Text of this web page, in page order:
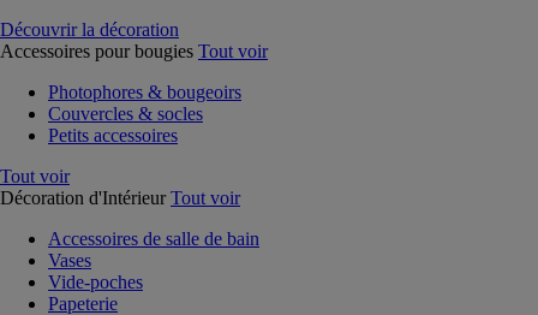
Découvrir la décoration
Accessoires pour bougies Tout voir
Photophores & bougeoirs
Couvercles & socles
Petits accessoires
Tout voir
Décoration d'Intérieur Tout voir
Accessoires de salle de bain
Vases
Vide-poches
Papeterie